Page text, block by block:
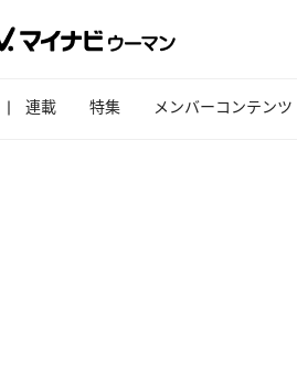
連載 特集 メンバーコンテンツ